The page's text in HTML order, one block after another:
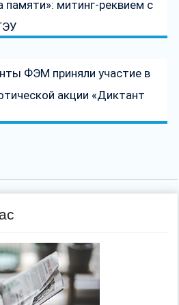
памяти»: митинг-реквием с
ФЭМ приняли участие в
акции «Диктант